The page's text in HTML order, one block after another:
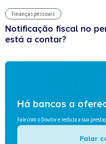
Finanças pessoais
Notificação fiscal no
está a contar?
Há bancos a
Fale com o Doutor e reduza a sua
Falar